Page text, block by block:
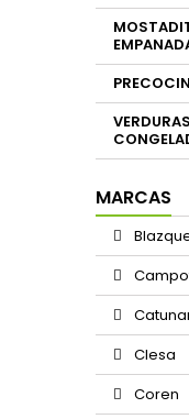
MARCAS
Clesa
Coren